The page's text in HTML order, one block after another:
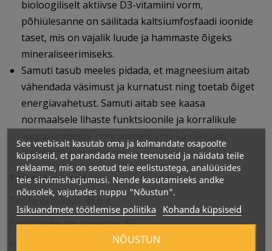
bioloogiliselt aktiivse D3-vitamiini vorm,
põhiülesanne on säilitada kaltsiumfosfaadi ioonide
taset, mis on vajalik luude ja hammaste õigeks
mineraliseerimiseks.
Samuti tasub meeles pidada, et magneesium aitab
vähendada väsimust ja kurnatust ning toetab õiget
energiavahetust. Samuti aitab see kaasa
normaalsele lihaste funktsioonile ja korralikule
jagunemise protsessis.
Toiteväärtused
Toote netokaal: 45,6 g
Portsjonite arv pakendis: 60
Portsjoni suurus: 1 kapsel
See veebisait kasutab oma ja kolmandate osapoolte
küpsiseid, et parandada meie teenuseid ja näidata teile
reklaame, mis on seotud teie eelistustega, analüüsides
teie sirvimisharjumusi. Nende kasutamiseks andke
nõusolek, vajutades nuppu "Nõustun".
Isikuandmete töötlemise poliitika Kohanda küpsiseid
NÕUSTUN